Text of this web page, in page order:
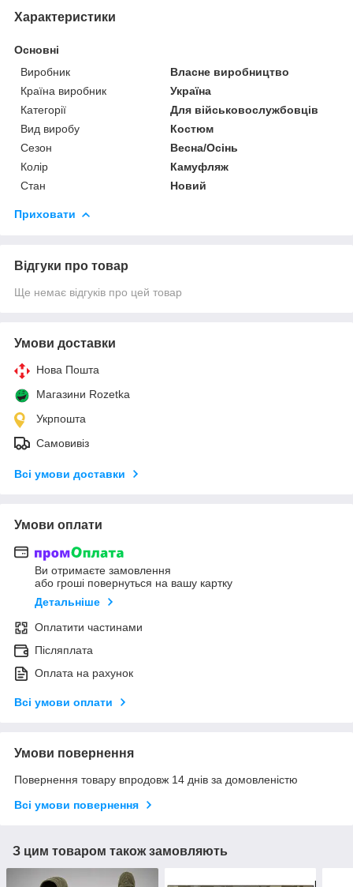
Характеристики
Основні
Виробник
Власне виробництво
Країна виробник
Україна
Категорії
Для військовослужбовців
Вид виробу
Костюм
Сезон
Весна/Осінь
Колір
Камуфляж
Стан
Новий
Приховати
Відгуки про товар
Ще немає відгуків про цей товар
Умови доставки
Нова Пошта
Магазини Rozetka
Укрпошта
Самовивіз
Всі умови доставки
Умови оплати
Ви отримаєте замовлення
або гроші повернуться на вашу картку
Детальніше
Оплатити частинами
Післяплата
Оплата на рахунок
Всі умови оплати
Умови повернення
Повернення товару впродовж 14 днів за домовленістю
Всі умови повернення
З цим товаром також замовляють